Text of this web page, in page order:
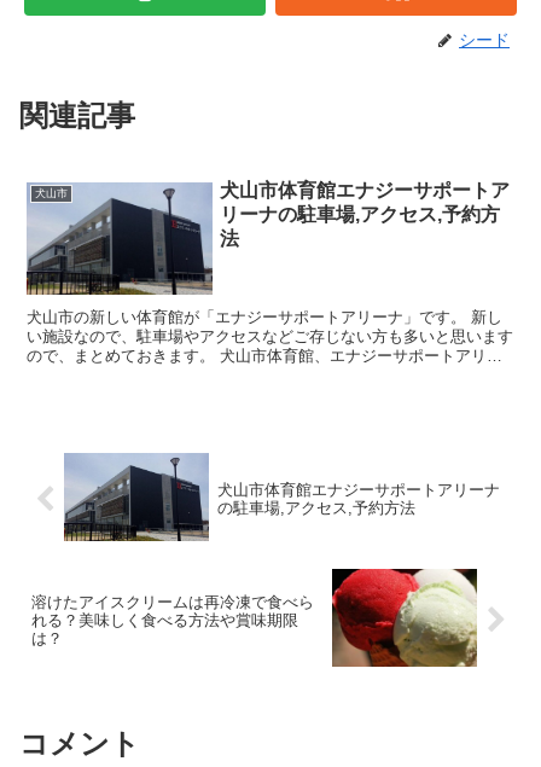
シード
関連記事
犬山市
犬山市体育館エナジーサポートア
リーナの駐車場,アクセス,予約方
法
犬山市の新しい体育館が「エナジーサポートアリーナ」です。 新し
い施設なので、駐車場やアクセスなどご存じない方も多いと思います
ので、まとめておきます。 犬山市体育館、エナジーサポートアリー
犬山市体育館エナジーサポートアリーナ
の駐車場,アクセス,予約方法
溶けたアイスクリームは再冷凍で食べら
れる？美味しく食べる方法や賞味期限
は？
コメント